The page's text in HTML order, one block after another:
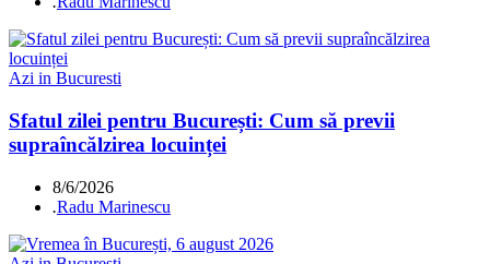
Azi in Bucuresti
Sfatul zilei pentru București: Cum să previi
supraîncălzirea locuinței
8/6/2026
.Radu Marinescu